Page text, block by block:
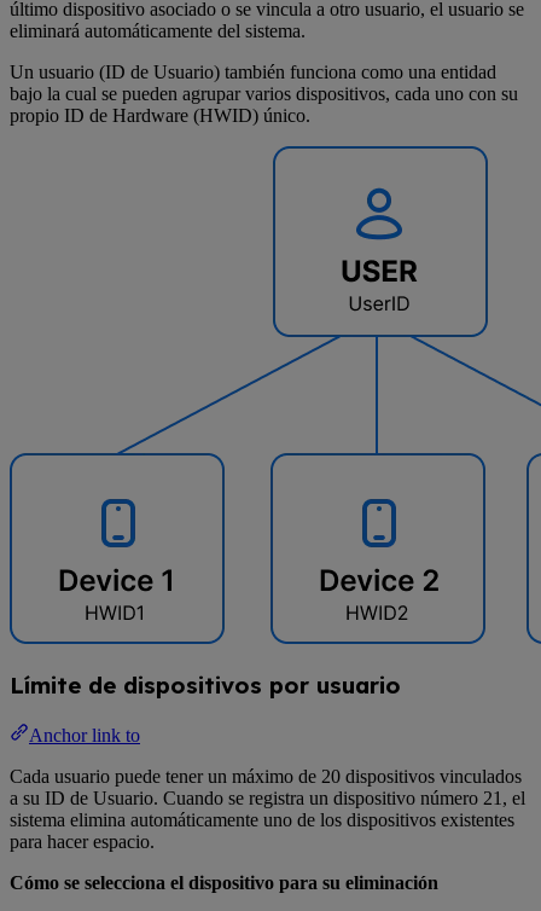
último dispositivo asociado o se vincula a otro usuario, el usuario se
eliminará automáticamente del sistema.
Un usuario (ID de Usuario) también funciona como una entidad
bajo la cual se pueden agrupar varios dispositivos, cada uno con su
propio ID de Hardware (HWID) único.
Límite de dispositivos por usuario
Anchor link to
Cada usuario puede tener un máximo de 20 dispositivos vinculados
a su ID de Usuario. Cuando se registra un dispositivo número 21, el
sistema elimina automáticamente uno de los dispositivos existentes
para hacer espacio.
Cómo se selecciona el dispositivo para su eliminación